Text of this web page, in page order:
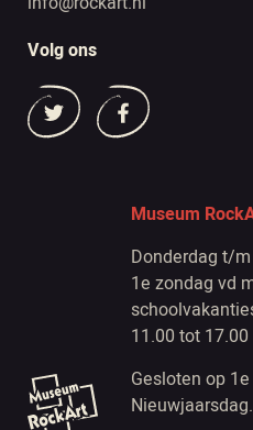
Volg ons
Museum
Donderdag t/
1e zondag vd
11.00 tot
Gesloten op
Nieuwjaarsdag.